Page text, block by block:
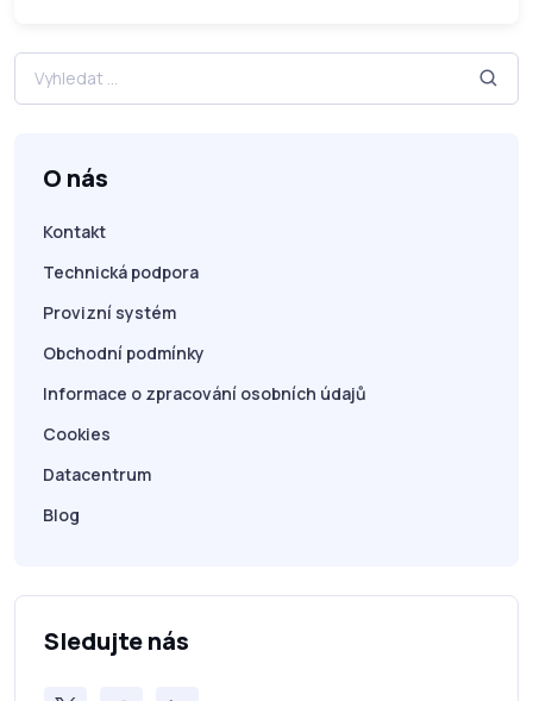
O nás
Kontakt
Technická podpora
Provizní systém
Obchodní podmínky
Informace o zpracování osobních údajů
Cookies
Datacentrum
Blog
Sledujte nás